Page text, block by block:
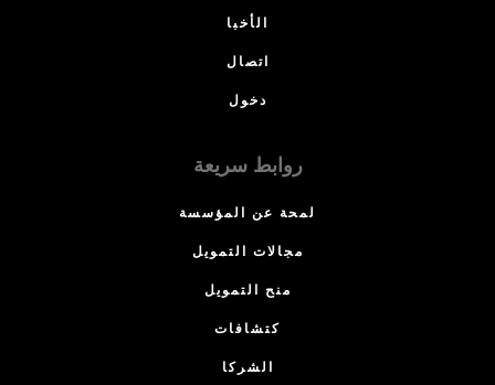
الأخبا
اتصال
دخول
روابط سريعة
لمحة عن المؤسسة
مجالات التمويل
منح التمويل
كتشافات
الشركا